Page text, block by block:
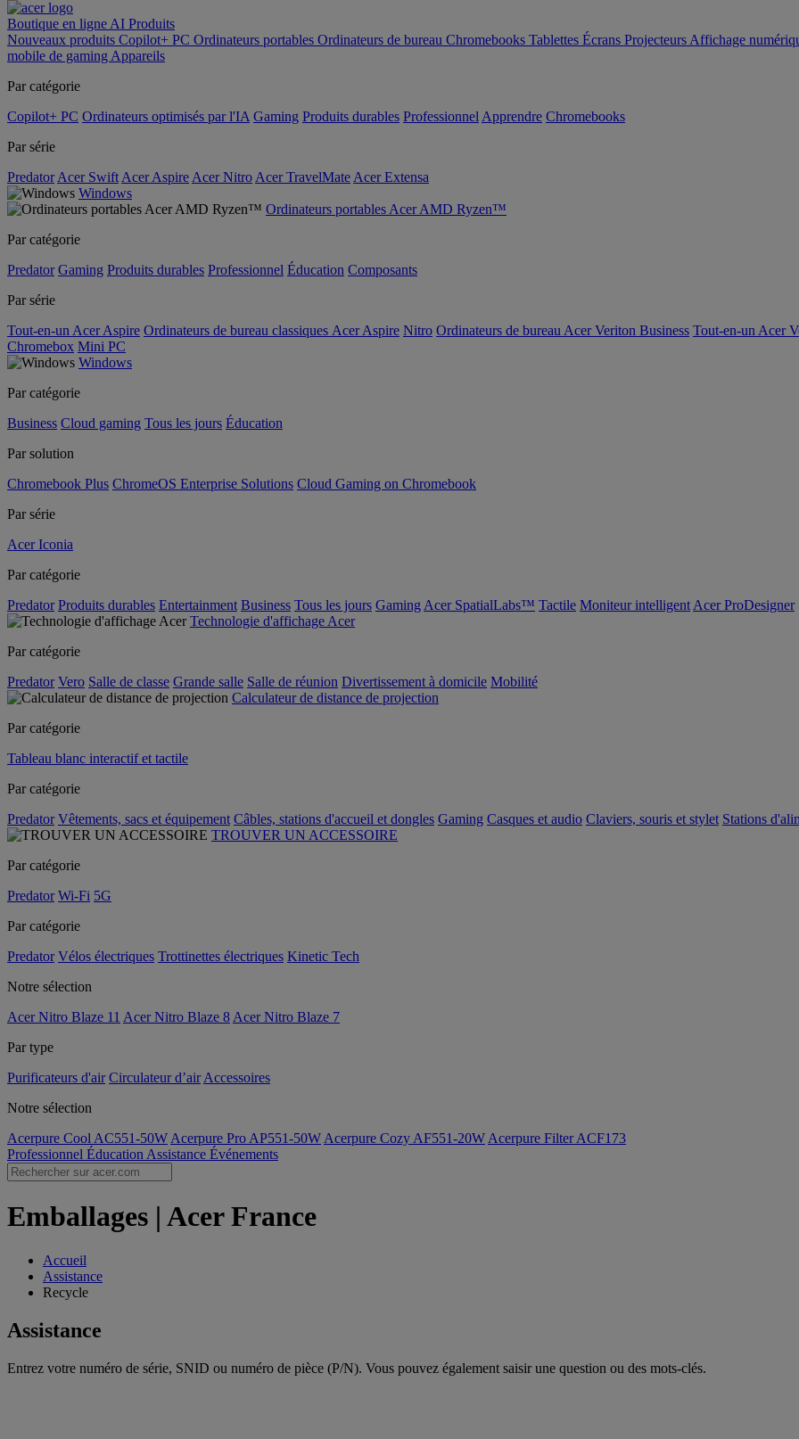
Boutique en ligne AI Produits
Nouveaux produits Copilot+ PC Ordinateurs portables Ordinateurs de bureau Chromebooks Tablettes Écrans Projecteurs Affichage
mobile de gaming Appareils
Par catégorie
Copilot+ PC Ordinateurs optimisés par l'IA Gaming Produits durables Professionnel Apprendre Chromebooks
Par série
Predator Acer Swift Acer Aspire Acer Nitro Acer TravelMate Acer Extensa
Windows
Ordinateurs portables Acer AMD Ryzen™
Par catégorie
Predator Gaming Produits durables Professionnel Éducation Composants
Par série
Tout-en-un Acer Aspire Ordinateurs de bureau classiques Acer Aspire Nitro Ordinateurs de bureau Acer Veriton Business Tout-en-un Acer
Chromebox Mini PC
Windows
Par catégorie
Business Cloud gaming Tous les jours Éducation
Par solution
Chromebook Plus ChromeOS Enterprise Solutions Cloud Gaming on Chromebook
Par série
Acer Iconia
Par catégorie
Predator Produits durables Entertainment Business Tous les jours Gaming Acer SpatialLabs™ Tactile Moniteur intelligent Acer ProDesigner
Technologie d'affichage Acer
Par catégorie
Predator Vero Salle de classe Grande salle Salle de réunion Divertissement à domicile Mobilité
Calculateur de distance de projection
Par catégorie
Tableau blanc interactif et tactile
Par catégorie
Predator Vêtements, sacs et équipement Câbles, stations d'accueil et dongles Gaming Casques et audio Claviers, souris et stylet Stations
TROUVER UN ACCESSOIRE
Par catégorie
Predator Wi-Fi 5G
Par catégorie
Predator Vélos électriques Trottinettes électriques Kinetic Tech
Notre sélection
Acer Nitro Blaze 11 Acer Nitro Blaze 8 Acer Nitro Blaze 7
Par type
Purificateurs d'air Circulateur d’air Accessoires
Notre sélection
Acerpure Cool AC551-50W Acerpure Pro AP551-50W Acerpure Cozy AF551-20W Acerpure Filter ACF173
Professionnel Éducation Assistance Événements
Emballages | Acer France
Accueil
Assistance
Recycle
Assistance
Entrez votre numéro de série, SNID ou numéro de pièce (P/N). Vous pouvez également saisir une question ou des mots-clés.